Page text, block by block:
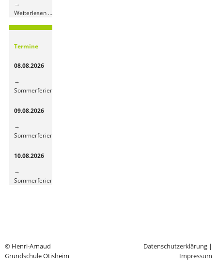
Weiterlesen …Bunte
und
Termine
08.08.2026
Sommerferien
09.08.2026
Sommerferien
10.08.2026
Sommerferien
© Henri-Arnaud
Grundschule Ötisheim
Datenschutzerklärung |
Impressum